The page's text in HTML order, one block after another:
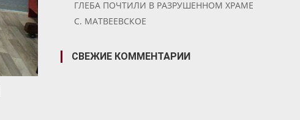
ГЛЕБА ПОЧТИЛИ В РАЗРУШЕННОМ ХРАМЕ
С. МАТВЕЕВСКОЕ
СВЕЖИЕ КОММЕНТАРИИ